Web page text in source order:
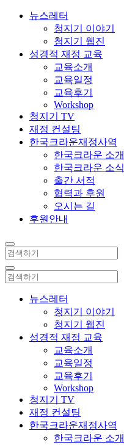
뉴스레터
청지기 이야기
청지기 웹진
성경적 재정 교육
교육소개
교육일정
교육후기
Workshop
청지기 TV
재정 컨설팅
한국크라운재정사역
한국크라운 소개
한국크라운 소식
출간 서적
협력과 후원
오시는 길
후원안내
뉴스레터
청지기 이야기
청지기 웹진
성경적 재정 교육
교육소개
교육일정
교육후기
Workshop
청지기 TV
재정 컨설팅
한국크라운재정사역
한국크라운 소개